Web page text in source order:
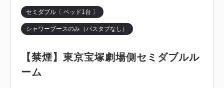
セミダブル〔 ベッド1台 〕
シャワーブースのみ（バスタブなし）
【禁煙】東京宝塚劇場側セミダブルル
ーム